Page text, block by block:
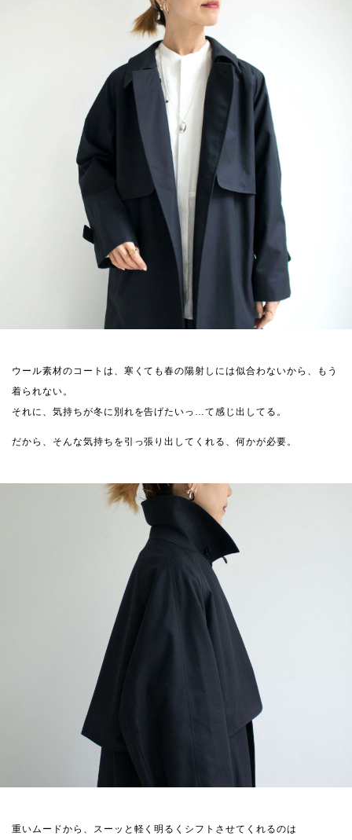
ウール素材のコートは、寒くても春の陽射しには似合わないから、もう
着られない。
それに、気持ちが冬に別れを告げたいっ…て感じ出してる。
だから、そんな気持ちを引っ張り出してくれる、何かが必要。
重いムードから、スーッと軽く明るくシフトさせてくれるのは